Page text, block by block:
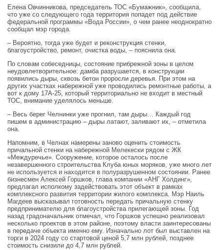
Елена Овчинникова, председатель ТОС «Бумажник», сообщила,
что уже со следующего года территория попадет под действие
федеральной программы «Вода России», о чем ранее неоднократно
сообщал мэр города.
– Вероятно, тогда уже будет и реконструкция стенки,
благоустройство, ремонт, очистка воды, – пояснила она.
По словам собеседницы, состояние прибрежной зоны в целом
неудовлетворительное: дамба разрушается, в конструкции
появились дыры, сквозь бетон проросли деревья. При этом на
других участках набережной уже проводились ремонтные работы, а
вот к дому 17А‑25, который территориально не входит в местный
ТОС, внимание уделялось меньше.
– Весь берег Челнинки уже прогнил, там дыры… Каждый год
пишем в администрацию – дыры латают, заливают их, – отметила
она.
Напомним, в Челнах намерены заново оценить стоимость
причальной стенки на набережной Мелекески рядом с ЖК
«Междуречье». Сооружение, которое осталось после
незавершенного строительства Клуба юных моряков, уже много лет
не используется и находится в полуразрушенном состоянии. Ранее
бизнесмен Алексей Горшков, глава компании «АНГ Холдинг»,
предлагал исполкому задействовать этот объект в рамках
комплексного развития территории жилого комплекса. Мэр Наиль
Магдеев высказывал готовность передать причальную стенку
предпринимателю для благоустройства прилегающей зоны. Год
назад градоначальник отмечал, что Горшков успешно реализовал
несколько проектов в этом районе, поэтому власти заинтересованы
в передаче объекта именно ему. Изначально лот был выставлен на
торги в 2024 году со стартовой ценой 5,7 млн рублей, позднее
стоимость снизили до 4,7 млн рублей.